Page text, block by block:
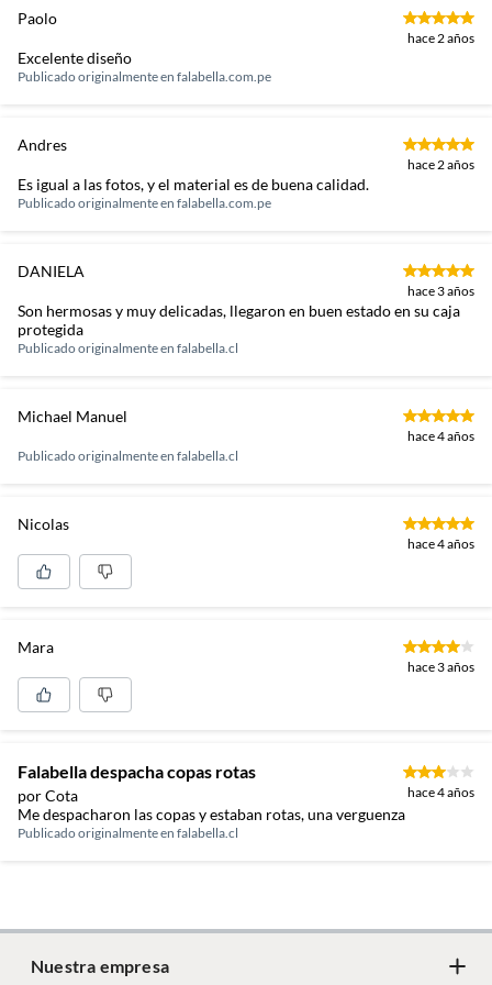
País de origen Eslovaquia
Capacidad
Paolo
hace 2 años
Excelente diseño
Publicado originalmente en falabella.com.pe
Andres
hace 2 años
Es igual a las fotos, y el material es de buena calidad.
Publicado originalmente en falabella.com.pe
DANIELA
hace 3 años
Son hermosas y muy delicadas, llegaron en buen estado en su caja
protegida
Publicado originalmente en falabella.cl
Michael Manuel
hace 4 años
Publicado originalmente en falabella.cl
Nicolas
hace 4 años
Mara
hace 3 años
Falabella despacha copas rotas
por Cota hace 4 años
Me despacharon las copas y estaban rotas, una verguenza
Publicado originalmente en falabella.cl
Nuestra empresa